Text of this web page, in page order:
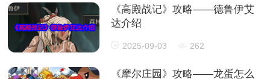
《高殿战记》攻略——德鲁伊艾
达介绍
2025-09-03 262
《摩尔庄园》攻略——龙蛋怎么